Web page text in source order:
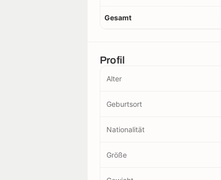
Gesamt
Profil
Alter
Geburtsort
Nationalität
Größe